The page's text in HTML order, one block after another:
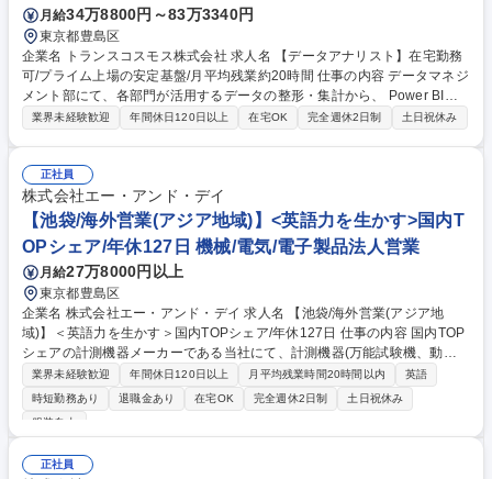
月給34万8800円～83万3340円
東京都豊島区
企業名 トランスコスモス株式会社 求人名 【データアナリスト】在宅勤務
可/プライム上場の安定基盤/月平均残業約20時間 仕事の内容 データマネジ
メント部にて、各部門が活用するデータの整形・集計から、 Power BIに
よるダッシュボード作成/運用まで一気通貫で担当いただきます。 ・Powe
集計、定期レポート作成）/社内外データの整形・クレンジング（欠損/重
複/表記ゆれ対応、コード体系統一）/データ品質管理とデータ定義の整備
（マスタ管理、データ辞書/指標定義書の作成・更新）/関係部門との要件
整理・改善提案（課題ヒアリング、分析観点提示、意思決定支援） 募集職
種 【データアナリスト】在宅勤務可/プライム上場の安定基盤/月平均残業
約20時間
業界未経験歓迎 年間休日120日以上 在宅OK 完全週休2日制 土日祝休み
正社員
株式会社エー・アンド・デイ
【池袋/海外営業(アジア地域)】<英語力を生かす>国内T
OPシェア/年休127日 機械/電気/電子製品法人営業
月給27万8000円以上
東京都豊島区
企業名 株式会社エー・アンド・デイ 求人名 【池袋/海外営業(アジア地
域)】＜英語力を生かす＞国内TOPシェア/年休127日 仕事の内容 国内TOP
シェアの計測機器メーカーである当社にて、計測機器(万能試験機、動的
試験機等)の海外営業。現地法人や代理店のサポートを主軸に新規代理店
開拓や開発部門と連携した技術提案まで幅広くお任せします。 【具体的に
は】■海外現地法人・代理店のサポート（販売計画立案、納期管理等）■海
品説明等）■データ分析に基づく製品企画・価格設定【魅力】自身の提案
が成果に直結するやりがいを実感できます。将来的には海外現地法人へ赴
業界未経験歓迎 年間休日120日以上 月平均残業時間20時間以内
英語
時短勤務あり
退職金あり 在宅OK 完全週休2日制
土日祝休み
服装自由
正社員